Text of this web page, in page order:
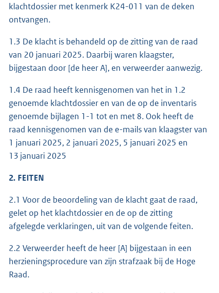
klachtdossier met kenmerk K24-011 van de deken
ontvangen.
1.3 De klacht is behandeld op de zitting van de raad
van 20 januari 2025. Daarbij waren klaagster,
bijgestaan door [de heer A], en verweerder aanwezig.
1.4 De raad heeft kennisgenomen van het in 1.2
genoemde klachtdossier en van de op de inventaris
genoemde bijlagen 1-1 tot en met 8. Ook heeft de
raad kennisgenomen van de e-mails van klaagster van
1 januari 2025, 2 januari 2025, 5 januari 2025 en
13 januari 2025
2. FEITEN
2.1 Voor de beoordeling van de klacht gaat de raad,
gelet op het klachtdossier en de op de zitting
afgelegde verklaringen, uit van de volgende feiten.
2.2 Verweerder heeft de heer [A] bijgestaan in een
herzieningsprocedure van zijn strafzaak bij de Hoge
Raad.